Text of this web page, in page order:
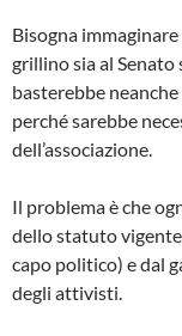
Bisogna
grillino sia al Senato
basterebbe
perché sarebbe
dell’associazione.
Il problema è che
dello statuto
capo politico) e dal
degli attivisti.